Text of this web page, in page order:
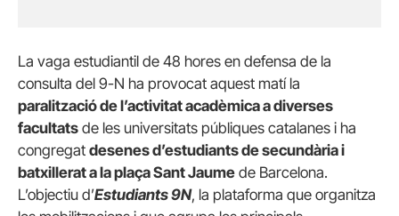
La vaga estudiantil de 48 hores en defensa de la
consulta del 9-N ha provocat aquest matí la
paralització de l’activitat acadèmica a diverses
facultats de les universitats públiques catalanes i ha
congregat desenes d’estudiants de secundària i
batxillerat a la plaça Sant Jaume de Barcelona.
L’objectiu d’Estudiants 9N, la plataforma que organitza